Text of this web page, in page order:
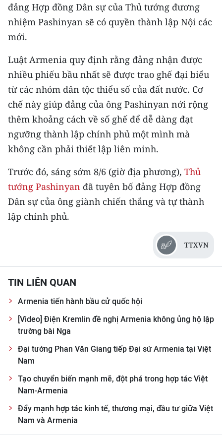
Media Văn hóa
Media Xã hội
Media Pháp luật
Media Du lịch
Media Thể thao
Media Giáo dục
Media Khoa học - Công nghệ
Media Môi trường
TIN MỚI
TIN ĐỊA PHƯƠNG
Trung du và miền núi phía Bắc
Đồng bằng sông Hồng
Duyên hải Nam Trung Bộ và Tây
Nguyên
đảng Hợp đồng Dân sự của Thủ tướng đương
nhiệm Pashinyan sẽ có quyền thành lập Nội các
mới.
Luật Armenia quy định rằng đảng nhận được
nhiều phiếu bầu nhất sẽ được trao ghế đại biểu
từ các nhóm dân tộc thiểu số của đất nước. Cơ
chế này giúp đảng của ông Pashinyan nới rộng
thêm khoảng cách về số ghế để dễ dàng đạt
ngưỡng thành lập chính phủ một mình mà
không cần phải thiết lập liên minh.
Trước đó, sáng sớm 8/6 (giờ địa phương), Thủ
tướng Pashinyan đã tuyên bố đảng Hợp đồng
Dân sự của ông giành chiến thắng và tự thành
lập chính phủ.
TTXVN
TIN LIÊN QUAN
Armenia tiến hành bầu cử quốc hội
[Video] Điện Kremlin đề nghị Armenia không ủng hộ lập
trường bài Nga
Đại tướng Phan Văn Giang tiếp Đại sứ Armenia tại Việt
Nam
Tạo chuyển biến mạnh mẽ, đột phá trong hợp tác Việt
Nam-Armenia
Đẩy mạnh hợp tác kinh tế, thương mại, đầu tư giữa Việt
Nam và Armenia